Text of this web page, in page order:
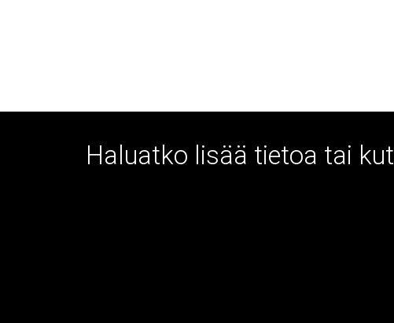
Haluatko lisää tietoa tai